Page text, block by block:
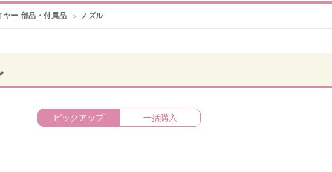
ヤー 部品・付属品 ノズル
ピックアップ 一括購入